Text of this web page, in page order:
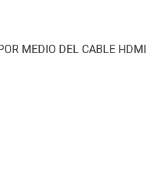
MEDIO DEL CABLE HDMI